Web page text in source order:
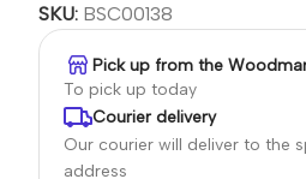
SKU: BSC00138
Pick up from the
To pick up today
Courier delivery
Our courier will deliver to the
address